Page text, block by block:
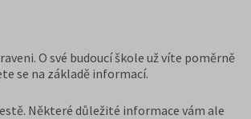
O své budoucí škole už víte poměrně
se na základě informací.
Některé důležité informace vám ale